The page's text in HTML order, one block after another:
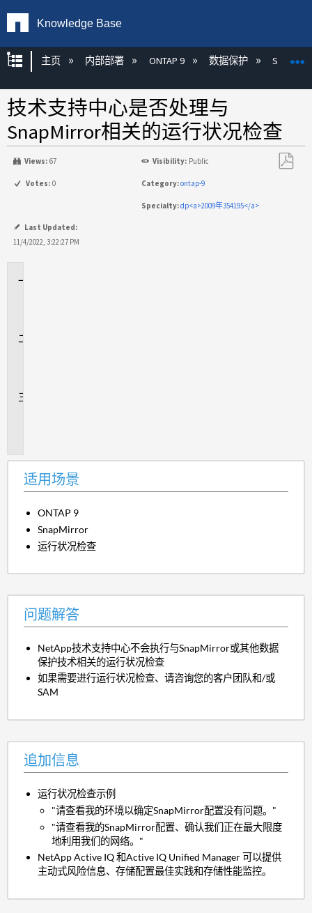
Knowledge Base
扩展/隐缩全局层次
主页 内部部署 ONTAP 9 数据保护
技术支持中心是否处理与
SnapMirror相关的运行状况检查
Views: 67 Visibility: Public
Votes: 0 Category:ontap-9
Specialty:dp<a>2009年354195</a>
Last Updated:
11/4/2022, 3:22:27 PM
适用场景
ONTAP 9
SnapMirror
运行状况检查
问题解答
NetApp技术支持中心不会执行与SnapMirror或其他数据
保护技术相关的运行状况检查
如果需要进行运行状况检查、请咨询您的客户团队和/或
SAM
追加信息
运行状况检查示例
"请查看我的环境以确定SnapMirror配置没有问题。"
"请查看我的SnapMirror配置、确认我们正在最大限度
地利用我们的网络。"
NetApp Active IQ 和Active IQ Unified Manager 可以提供
主动式风险信息、存储配置最佳实践和存储性能监控。